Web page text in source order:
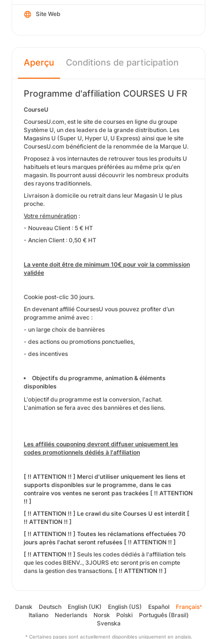
Site Web
Aperçu Conditions de participation
Programme d'affiliation COURSES U FR
CourseU
CoursesU.com, est le site de courses en ligne du groupe
Système U, un des leaders de la grande distribution. Les
Magasins U (Super U, Hyper U, U Express) ainsi que le site
CoursesU.com bénéficient de la renommée de la Marque U.
Proposez à vos internautes de retrouver tous les produits U
habituels et leurs marques préférées au même prix qu'en
magasin. Ils pourront aussi découvrir les nombreux produits
des rayons traditionnels.
Livraison à domicile ou retrait dans leur Magasin U le plus
proche.
Votre rémunération :
- Nouveau Client : 5 € HT
- Ancien Client : 0,50 € HT
La vente doit être de minimum 10€ pour voir la commission
validée
Cookie post-clic 30 jours.
En devenant affilié CoursesU vous pouvez profiter d’un
programme animé avec :
- un large choix de bannières
- des actions ou promotions ponctuelles,
- des incentives
Objectifs du programme, animation & éléments
disponibles
L'objectif du programme est la conversion, l'achat.
L'animation se fera avec des bannières et des liens.
Les affiliés couponing devront diffuser uniquement les
codes promotionnels dédiés à l'affiliation
[ !! ATTENTION !! ] Merci d'utiliser uniquement les liens et
supports disponibles sur le programme, dans le cas
contraire vos ventes ne seront pas trackées [ !! ATTENTION
!! ]
[ !! ATTENTION !! ] Le crawl du site Courses U est interdit [
!! ATTENTION !! ]
[ !! ATTENTION !! ] Toutes les réclamations effectuées 70
jours après l'achat seront refusées [ !! ATTENTION !! ]
[ !! ATTENTION !! ] Seuls les codes dédiés à l'affiliation tels
que les codes BIENV.., 3JOURS etc seront pris en compte
dans la gestion des transactions. [ !! ATTENTION !! ]
Dansk Deutsch English (UK) English (US) Español Français*
Italiano Nederlands Norsk Polski
Português (Brasil)
Svenska
* Certaines pages sont actuellement disponibles uniquement en anglais.